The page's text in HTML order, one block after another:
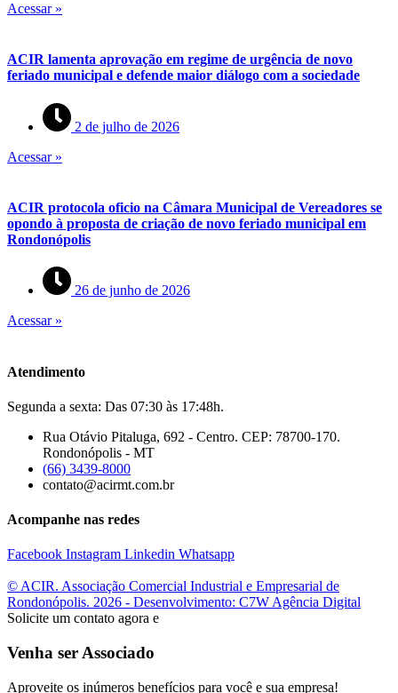
Acessar »
ACIR lamenta aprovação em regime de urgência de novo
feriado municipal e defende maior diálogo com a sociedade
2 de julho de 2026
Acessar »
ACIR protocola oficio na Câmara Municipal de Vereadores se
opondo à proposta de criação de novo feriado municipal em
Rondonópolis
26 de junho de 2026
Acessar »
Atendimento
Segunda a sexta: Das 07:30 às 17:48h.
Rua Otávio Pitaluga, 692 - Centro. CEP: 78700-170.
Rondonópolis - MT
(66) 3439-8000
contato@acirmt.com.br
Acompanhe nas redes
Facebook Instagram Linkedin Whatsapp
© ACIR. Associação Comercial Industrial e Empresarial de
Rondonópolis. 2026 - Desenvolvimento: C7W Agência Digital
Solicite um contato agora e
Venha ser Associado
Aproveite os inúmeros benefícios para você e sua empresa!